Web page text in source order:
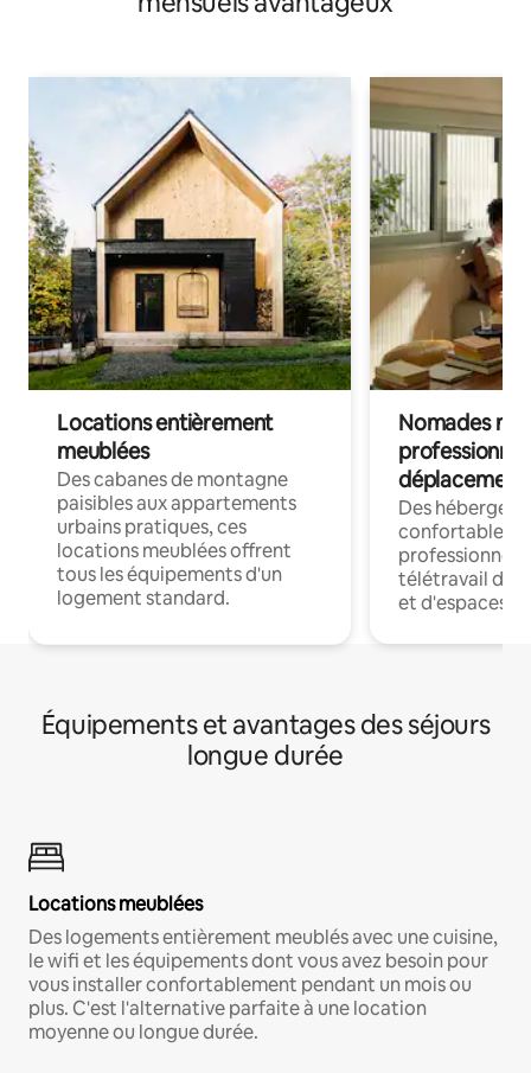
Locations entièrement
meublées
Des cabanes de montagne
paisibles aux appartements
urbains pratiques, ces
locations meublées offrent
tous les équipements d'un
logement standard.
Nomades
déplacement
Des
confortables
professionnels
télétravail
et d'espaces
Équipements et avantages des séjours
longue durée
Locations meublées
Des logements entièrement meublés avec une cuisine,
le wifi et les équipements dont vous avez besoin pour
vous installer confortablement pendant un mois ou
plus. C'est l'alternative parfaite à une location
moyenne ou longue durée.